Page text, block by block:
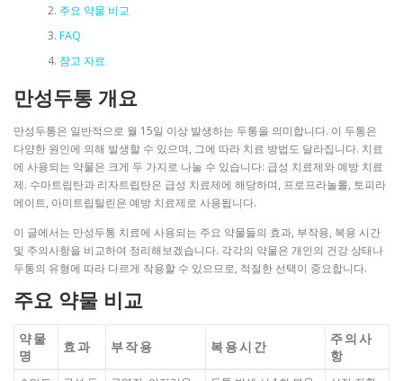
주요 약물 비교
FAQ
참고 자료
만성두통 개요
만성두통은 일반적으로 월 15일 이상 발생하는 두통을 의미합니다. 이 두통은
다양한 원인에 의해 발생할 수 있으며, 그에 따라 치료 방법도 달라집니다. 치료
에 사용되는 약물은 크게 두 가지로 나눌 수 있습니다: 급성 치료제와 예방 치료
제. 수마트립탄과 리자트립탄은 급성 치료제에 해당하며, 프로프라놀롤, 토피라
메이트, 아미트립틸린은 예방 치료제로 사용됩니다.
이 글에서는 만성두통 치료에 사용되는 주요 약물들의 효과, 부작용, 복용 시간
및 주의사항을 비교하여 정리해보겠습니다. 각각의 약물은 개인의 건강 상태나
두통의 유형에 따라 다르게 작용할 수 있으므로, 적절한 선택이 중요합니다.
주요 약물 비교
약물
명
효과 부작용 복용시간
주의사
항